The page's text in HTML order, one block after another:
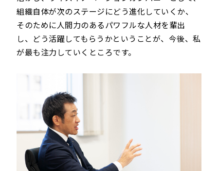
組織自体が次のステージにどう進化していくか、
そのために人間力のあるパワフルな人材を輩出
し、どう活躍してもらうかということが、今後、私
が最も注力していくところです。